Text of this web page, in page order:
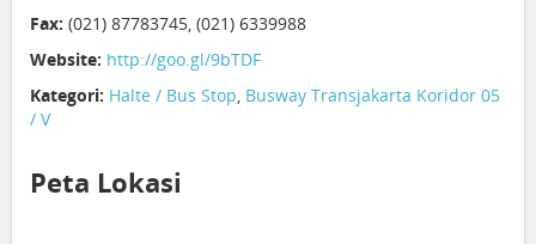
Fax: (021) 87783745, (021) 6339988
Website: http://goo.gl/9bTDF
Kategori: Halte / Bus Stop, Busway Transjakarta Koridor 05
/ V
Peta Lokasi